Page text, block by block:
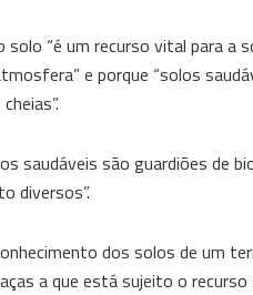
solo “é um recurso vital para a
e porque “solos
saudáveis são guardiões de
diversos”.
dos solos de um
a que está sujeito o